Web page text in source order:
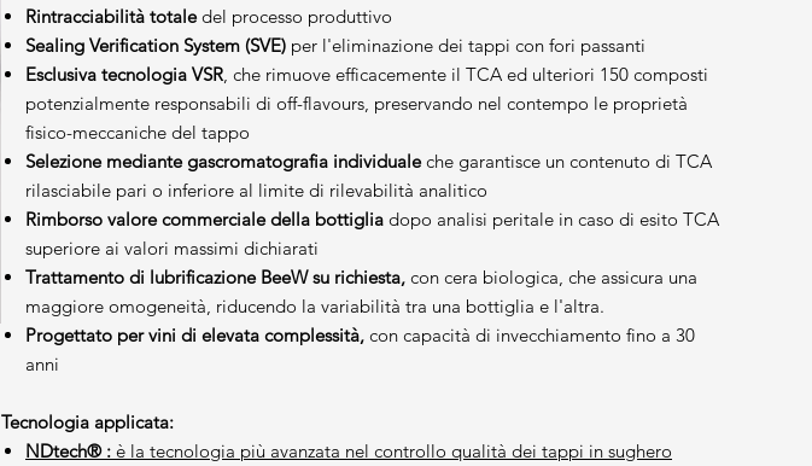
Rintracciabilità totaledel processo produttivo
Sealing Verification System (SVE) per l'eliminazione dei tappi con fori passanti
Esclusiva tecnologia VSR, che rimuove efficacemente il TCA ed ulteriori 150 composti
potenzialmente responsabili di off-flavours, preservando nel contempo le proprietà
fisico-meccaniche del tappo
Selezione mediante gascromatografia individualeche garantisce un contenuto di TCA
rilasciabile pari o inferiore al limite di rilevabilità analitico
Rimborso valore commerciale della bottiglia dopo analisi peritale in caso di esito TCA
superiore ai valori massimi dichiarati
Trattamento di lubrificazione BeeW su richiesta, con cera biologica, che assicura una
maggiore omogeneità, riducendo la variabilità tra una bottiglia e l'altra.
Progettato per vini di elevata complessità, con capacità di invecchiamento fino a 30
anni
Tecnologia applicata:
NDtech® : è la tecnologia più avanzata nel controllo qualità dei tappi in sughero